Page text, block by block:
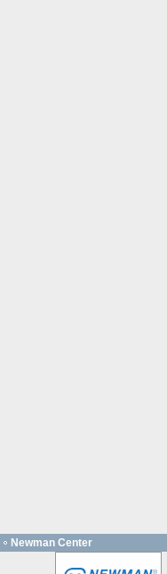
Newman Center